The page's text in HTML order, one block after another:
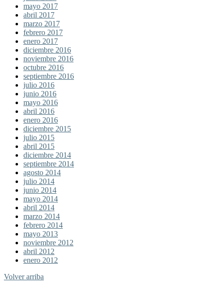
mayo 2017
abril 2017
marzo 2017
febrero 2017
enero 2017
diciembre 2016
noviembre 2016
octubre 2016
septiembre 2016
julio 2016
junio 2016
mayo 2016
abril 2016
enero 2016
diciembre 2015
julio 2015
abril 2015
diciembre 2014
septiembre 2014
agosto 2014
julio 2014
junio 2014
mayo 2014
abril 2014
marzo 2014
febrero 2014
mayo 2013
noviembre 2012
abril 2012
enero 2012
Volver arriba